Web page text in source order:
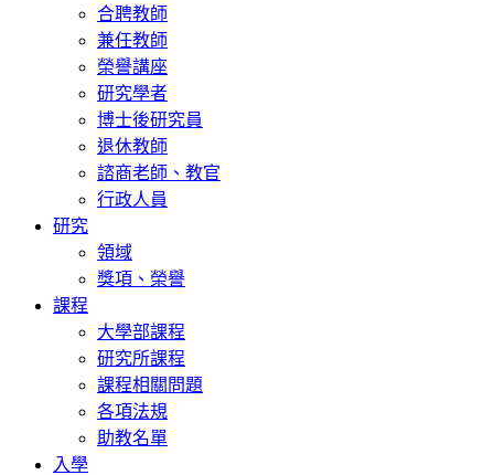
合聘教師
兼任教師
榮譽講座
研究學者
博士後研究員
退休教師
諮商老師、教官
行政人員
研究
領域
獎項、榮譽
課程
大學部課程
研究所課程
課程相關問題
各項法規
助教名單
入學